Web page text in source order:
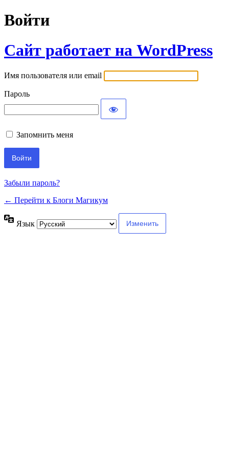
Войти
Сайт работает на WordPress
Имя пользователя или email
Пароль
Запомнить меня
Забыли пароль?
← Перейти к Блоги Магикум
Язык